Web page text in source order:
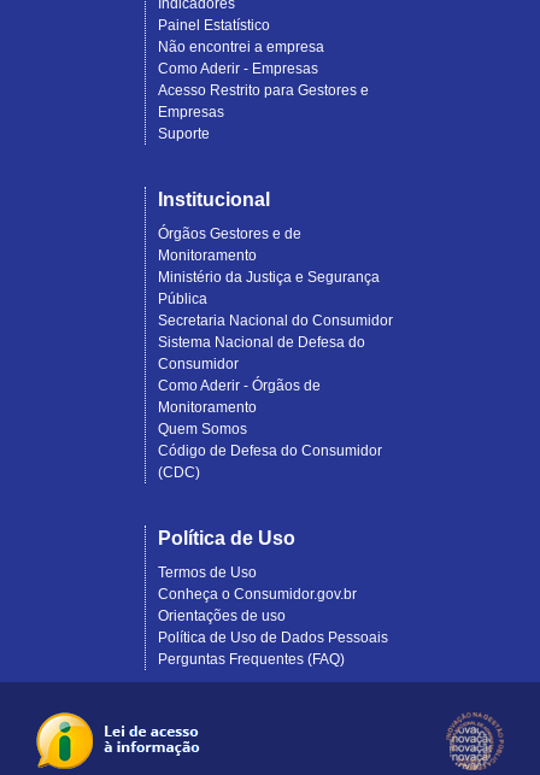
Indicadores
Painel Estatístico
Não encontrei a empresa
Como Aderir - Empresas
Acesso Restrito para Gestores e
Empresas
Suporte
Institucional
Órgãos Gestores e de
Monitoramento
Ministério da Justiça e Segurança
Pública
Secretaria Nacional do Consumidor
Sistema Nacional de Defesa do
Consumidor
Como Aderir - Órgãos de
Monitoramento
Quem Somos
Código de Defesa do Consumidor
(CDC)
Política de Uso
Termos de Uso
Conheça o Consumidor.gov.br
Orientações de uso
Política de Uso de Dados Pessoais
Perguntas Frequentes (FAQ)